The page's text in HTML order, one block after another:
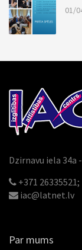
01/
Dzirnavu iela 34a
+371 26335521;
iac@latnet.lv
Par mums